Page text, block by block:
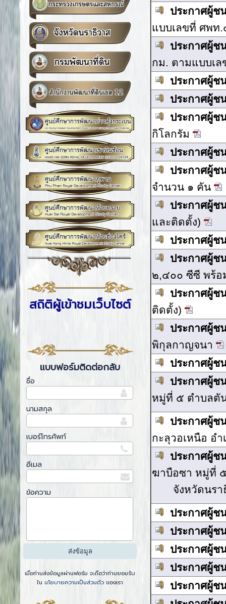
สถิติผู้เข้าชมเว็บไซต์
แบบฟอร์มติดต่อกลับ
ชื่อ
นามสกุล
เบอร์โทรศัพท์
อีเมล
ข้อความ
เมื่อท่านส่งข้อมูลผ่านฟอร์ม จะถือว่าท่านยอมรับ
ใน นโยบายความเป็นส่วนตัวของเรา
ประกาศผู้ช
แบบเลขที่ ศพ
ประกาศผู้ช
กม. ตามแบบเ
ประกาศผู้ช
ประกาศผู้ช
ประกาศผู้ช
กิโลกรัม
ประกาศผู้ช
ประกาศผู้ช
จำนวน ๑ คัน
ประกาศผู้ช
และติดตั้ง)
ประกาศผู้ช
ประกาศผู้ช
๒,๔๐๐ ซีซี พร้อ
ประกาศผู้ช
ติดตั้ง)
ประกาศผู้ช
พิกุลกาญจนา
ประกาศผู้ช
ประกาศผู้ช
หมู่ที่ ๕ ตำบลตั
ประกาศผู้ช
กะลุวอเหนือ อำ
ประกาศผู้ช
ฆาบือซา หมู่ที่ ๕
จังหวัดนรา
ประกาศผู้ช
ประกาศผู้ช
ประกาศผู้ช
ประกาศผู้ช
ประกาศผู้ช